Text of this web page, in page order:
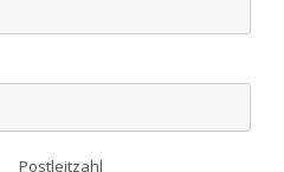
Postleitzahl